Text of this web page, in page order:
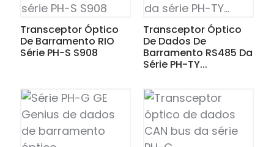
Transceptor Óptico
De Barramento RIO
Série PH-S S908
Transceptor Óptico
De Dados De
Barramento RS485 Da
Série PH-TY...